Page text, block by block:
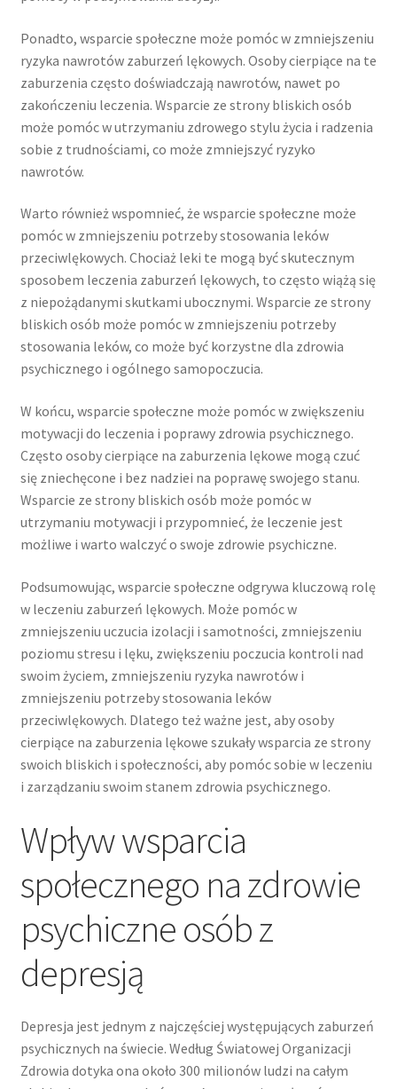
Ponadto, wsparcie społeczne może pomóc w zmniejszeniu
ryzyka nawrotów zaburzeń lękowych. Osoby cierpiące na te
zaburzenia często doświadczają nawrotów, nawet po
zakończeniu leczenia. Wsparcie ze strony bliskich osób
może pomóc w utrzymaniu zdrowego stylu życia i radzenia
sobie z trudnościami, co może zmniejszyć ryzyko
nawrotów.
Warto również wspomnieć, że wsparcie społeczne może
pomóc w zmniejszeniu potrzeby stosowania leków
przeciwlękowych. Chociaż leki te mogą być skutecznym
sposobem leczenia zaburzeń lękowych, to często wiążą się
z niepożądanymi skutkami ubocznymi. Wsparcie ze strony
bliskich osób może pomóc w zmniejszeniu potrzeby
stosowania leków, co może być korzystne dla zdrowia
psychicznego i ogólnego samopoczucia.
W końcu, wsparcie społeczne może pomóc w zwiększeniu
motywacji do leczenia i poprawy zdrowia psychicznego.
Często osoby cierpiące na zaburzenia lękowe mogą czuć
się zniechęcone i bez nadziei na poprawę swojego stanu.
Wsparcie ze strony bliskich osób może pomóc w
utrzymaniu motywacji i przypomnieć, że leczenie jest
możliwe i warto walczyć o swoje zdrowie psychiczne.
Podsumowując, wsparcie społeczne odgrywa kluczową rolę
w leczeniu zaburzeń lękowych. Może pomóc w
zmniejszeniu uczucia izolacji i samotności, zmniejszeniu
poziomu stresu i lęku, zwiększeniu poczucia kontroli nad
swoim życiem, zmniejszeniu ryzyka nawrotów i
zmniejszeniu potrzeby stosowania leków
przeciwlękowych. Dlatego też ważne jest, aby osoby
cierpiące na zaburzenia lękowe szukały wsparcia ze strony
swoich bliskich i społeczności, aby pomóc sobie w leczeniu
i zarządzaniu swoim stanem zdrowia psychicznego.
Wpływ wsparcia
społecznego na zdrowie
psychiczne osób z
depresją
Depresja jest jednym z najczęściej występujących zaburzeń
psychicznych na świecie. Według Światowej Organizacji
Zdrowia dotyka ona około 300 milionów ludzi na całym